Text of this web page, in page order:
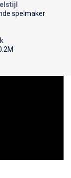
spelmaker